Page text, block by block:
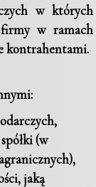
w których
w ramach
kontrahentami.
(w
jaką